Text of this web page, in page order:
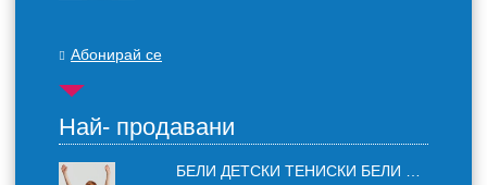
Абонирай се
Най- продавани